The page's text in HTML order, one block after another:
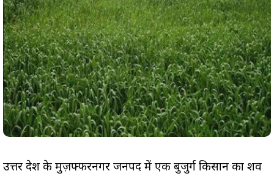
उत्तर प्रदेश के मुज़फ्फरनगर जनपद में एक बुजुर्ग किसान का शव